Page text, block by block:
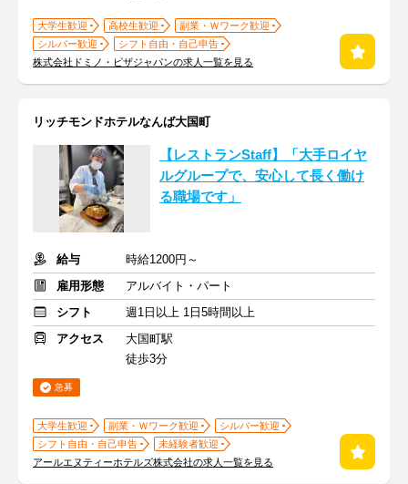
大学生歓迎 高校生歓迎
副業・Ｗワーク歓迎
シルバー歓迎
シフト自由・自己申告
株式会社ドミノ・ピザジャパンの求人一覧を見る
リッチモンドホテルなんば大国町
【レストランStaff】「大手ロイヤ
ルグループで、安心して長く働け
る職場です」
給与
時給1200円～
雇用形態
アルバイト・パート
シフト
週1日以上 1日5時間以上
アクセス
大国町駅
徒歩3分
急募
大学生歓迎 副業・Ｗワーク歓迎
シルバー歓迎
シフト自由・自己申告
未経験者歓迎
アールエヌティーホテルズ株式会社の求人一覧を見る